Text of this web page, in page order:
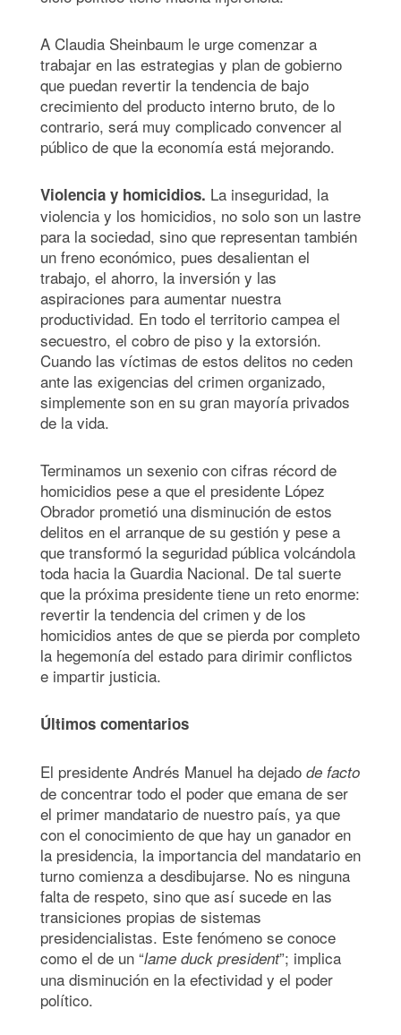
A Claudia Sheinbaum le urge comenzar a
trabajar en las estrategias y plan de gobierno
que puedan revertir la tendencia de bajo
crecimiento del producto interno bruto, de lo
contrario, será muy complicado convencer al
público de que la economía está mejorando.
Violencia y homicidios. La inseguridad, la
violencia y los homicidios, no solo son un lastre
para la sociedad, sino que representan también
un freno económico, pues desalientan el
trabajo, el ahorro, la inversión y las
aspiraciones para aumentar nuestra
productividad. En todo el territorio campea el
secuestro, el cobro de piso y la extorsión.
Cuando las víctimas de estos delitos no ceden
ante las exigencias del crimen organizado,
simplemente son en su gran mayoría privados
de la vida.
Terminamos un sexenio con cifras récord de
homicidios pese a que el presidente López
Obrador prometió una disminución de estos
delitos en el arranque de su gestión y pese a
que transformó la seguridad pública volcándola
toda hacia la Guardia Nacional. De tal suerte
que la próxima presidente tiene un reto enorme:
revertir la tendencia del crimen y de los
homicidios antes de que se pierda por completo
la hegemonía del estado para dirimir conflictos
e impartir justicia.
Últimos comentarios
El presidente Andrés Manuel ha dejado de facto
de concentrar todo el poder que emana de ser
el primer mandatario de nuestro país, ya que
con el conocimiento de que hay un ganador en
la presidencia, la importancia del mandatario en
turno comienza a desdibujarse. No es ninguna
falta de respeto, sino que así sucede en las
transiciones propias de sistemas
presidencialistas. Este fenómeno se conoce
como el de un “lame duck president”; implica
una disminución en la efectividad y el poder
político.